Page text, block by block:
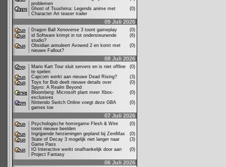
problemen
Ghost of Tsushima: Legends anime met
Character Art teaser trailer
(0)
09 Juli 2026
Dragon Ball Xenoverse 3 toont gameplay
(0)
id Software krimpt in tot ondersteunende
studio?
(6)
Obsidian annuleert Avowed 2 en komt met
nieuwe Fallout?
(0)
08 Juli 2026
Mario Kart Tour sluit servers en is niet offline
te spelen
(0)
Capcom werkt aan nieuwe Dead Rising?
(3)
Toys for Bob deelt nieuwe details over
Spyro: A Realm Beyond
(0)
Bloomberg: Microsoft plant meer Xbox-
exclusives
(0)
Nintendo Switch Online voegt deze GBA
games toe
(0)
07 Juli 2026
Psychologische horrorgame Flesh & Wire
toont nieuwe beelden
(0)
Ingrijpende herzieningen gepland bij ZeniMax
(0)
State of Decay 3 mogelijk niet langer naar
Game Pass
(3)
IO Interactive werkt onafhankelijk door aan
Project Fantasy
(0)
06 Juli 2026